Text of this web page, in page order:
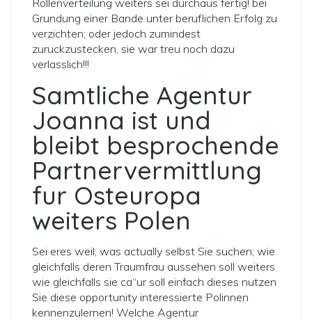
Rollenverteilung weiters sei durchaus fertig! bei
Grundung einer Bande unter beruflichen Erfolg zu
verzichten; oder jedoch zumindest
zuruckzustecken, sie war treu noch dazu
verlasslich!!!
Samtliche Agentur
Joanna ist und
bleibt besprochende
Partnervermittlung
fur Osteuropa
weiters Polen
Sei eres weil; was actually selbst Sie suchen; wie
gleichfalls deren Traumfrau aussehen soll weiters
wie gleichfalls sie ca“ur soll einfach dieses nutzen
Sie diese opportunity interessierte Polinnen
kennenzulernen! Welche Agentur